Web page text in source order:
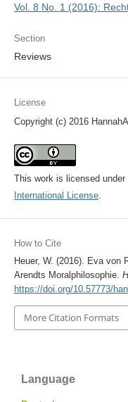
Vol. 8 No. 1 (2016):
Section
Reviews
License
Copyright (c) 2016
This work is licensed under
International License.
How to Cite
Heuer, W. (2016). Eva von
Arendts Moralphilosophie.
https://doi.org/10.57773/
More Citation Formats
Language